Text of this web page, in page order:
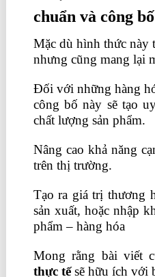
chuẩn và công
Mặc dù hình thức này
nhưng cũng mang lại
Đối với những hàng
công bố này sẽ tạo
chất lượng sản phẩm.
Nâng cao khả năng
trên thị trường.
Tạo ra giá trị thương
sản xuất, hoặc nhập
phẩm – hàng hóa
Mong rằng bài viết
thực tếsẽ hữu ích với